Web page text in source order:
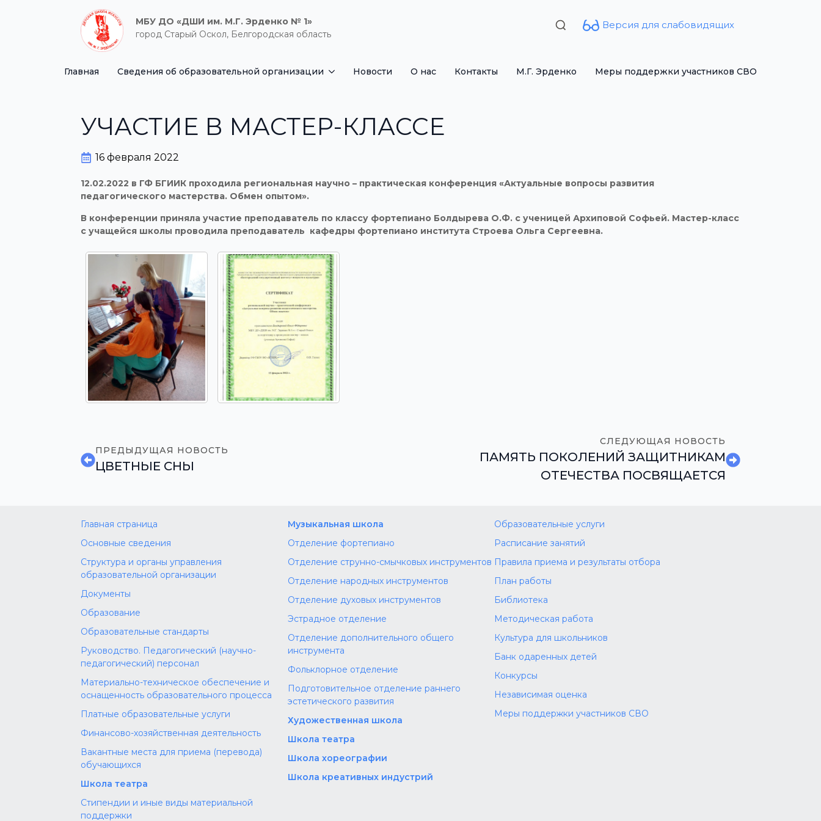
МБУ ДО «ДШИ им. М.Г. Эрденко № 1»
город Старый Оскол, Белгородская область
Версия для слабовидящих
Главная Сведения об образовательной организации Новости О нас Контакты М.Г. Эрденко Меры поддержки участников СВО
УЧАСТИЕ В МАСТЕР-КЛАССЕ
16 февраля 2022
12.02.2022 в ГФ БГИИК проходила региональная научно – практическая конференция «Актуальные вопросы развития
педагогического мастерства. Обмен опытом».
В конференции приняла участие преподаватель по классу фортепиано Болдырева О.Ф. с ученицей Архиповой Софьей. Мастер-класс
с учащейся школы проводила преподаватель кафедры фортепиано института Строева Ольга Сергеевна.
ПРЕДЫДУЩАЯ НОВОСТЬ
ЦВЕТНЫЕ СНЫ
СЛЕДУЮЩАЯ НОВОСТЬ
ПАМЯТЬ ПОКОЛЕНИЙ ЗАЩИТНИКАМ
ОТЕЧЕСТВА ПОСВЯЩАЕТСЯ
Главная страница
Основные сведения
Структура и органы управления
образовательной организации
Документы
Образование
Образовательные стандарты
Руководство. Педагогический (научно-
педагогический) персонал
Материально-техническое обеспечение и
оснащенность образовательного процесса
Платные образовательные услуги
Финансово-хозяйственная деятельность
Вакантные места для приема (перевода)
обучающихся
Школа театра
Стипендии и иные виды материальной
поддержки
Музыкальная школа
Отделение фортепиано
Отделение струнно-смычковых инструментов
Отделение народных инструментов
Отделение духовых инструментов
Эстрадное отделение
Отделение дополнительного общего
инструмента
Фольклорное отделение
Подготовительное отделение раннего
эстетического развития
Художественная школа
Школа‌‌‌‌ театра
Школа хореографии
Школа креативных индустрий
Образовательные услуги
Расписание занятий
Правила приема и результаты отбора
План работы
Библиотека
Методическая работа
Культура для школьников
Банк одаренных детей
Конкурсы
Независимая оценка
Меры поддержки участников СВО